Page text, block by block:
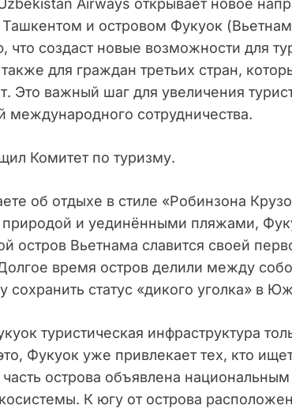
Airways открывает новое
и островом Фукуок
что создаст новые возможности для
для граждан третьих стран,
Это важный шаг для увеличения
международного сотрудничества.
Комитет по туризму.
об отдыхе в стиле «Робинзона
и уединёнными пляжами,
остров Вьетнама славится своей
время остров делили между
сохранить статус «дикого уголка» в
туристическая инфраструктура
Фукуок уже привлекает тех, кто
часть острова объявлена
К югу от острова